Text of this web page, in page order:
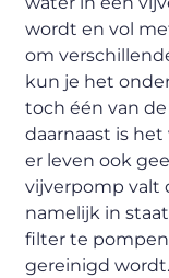
wordt en vol
om
kun je het
toch één van
daarnaast is
er leven ook
vijverpomp valt
namelijk in
filter te
gereinigd wordt.